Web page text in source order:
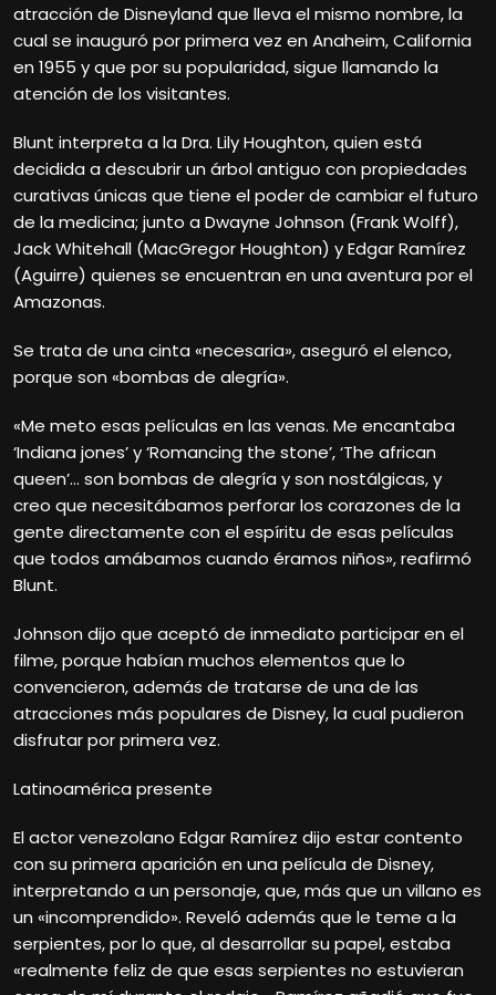
atracción de Disneyland que lleva el mismo nombre, la
cual se inauguró por primera vez en Anaheim, California
en 1955 y que por su popularidad, sigue llamando la
atención de los visitantes.
Blunt interpreta a la Dra. Lily Houghton, quien está
decidida a descubrir un árbol antiguo con propiedades
curativas únicas que tiene el poder de cambiar el futuro
de la medicina; junto a Dwayne Johnson (Frank Wolff),
Jack Whitehall (MacGregor Houghton) y Edgar Ramírez
(Aguirre) quienes se encuentran en una aventura por el
Amazonas.
Se trata de una cinta «necesaria», aseguró el elenco,
porque son «bombas de alegría».
«Me meto esas películas en las venas. Me encantaba
‘Indiana jones’ y ‘Romancing the stone’, ‘The african
queen’… son bombas de alegría y son nostálgicas, y
creo que necesitábamos perforar los corazones de la
gente directamente con el espíritu de esas películas
que todos amábamos cuando éramos niños», reafirmó
Blunt.
Johnson dijo que aceptó de inmediato participar en el
filme, porque habían muchos elementos que lo
convencieron, además de tratarse de una de las
atracciones más populares de Disney, la cual pudieron
disfrutar por primera vez.
Latinoamérica presente
El actor venezolano Edgar Ramírez dijo estar contento
con su primera aparición en una película de Disney,
interpretando a un personaje, que, más que un villano es
un «incomprendido». Reveló además que le teme a la
serpientes, por lo que, al desarrollar su papel, estaba
«realmente feliz de que esas serpientes no estuvieran